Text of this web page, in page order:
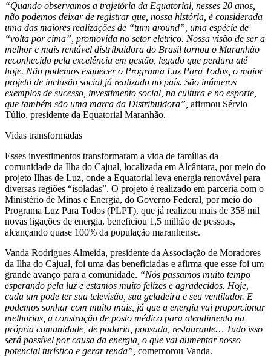
“Quando observamos a trajetória da Equatorial, nesses 20 anos,
não podemos deixar de registrar que, nossa história, é considerada
uma das maiores realizações de “turn around”, uma espécie de
“volta por cima”, promovida no setor elétrico. Nossa visão de ser a
melhor e mais rentável distribuidora do Brasil tornou o Maranhão
reconhecido pela excelência em gestão, legado que perdura até
hoje. Não podemos esquecer o Programa Luz Para Todos, o maior
projeto de inclusão social já realizado no país. São inúmeros
exemplos de sucesso, investimento social, na cultura e no esporte,
que também são uma marca da Distribuidora”, afirmou Sérvio
Túlio, presidente da Equatorial Maranhão.
Vidas transformadas
Esses investimentos transformaram a vida de famílias da
comunidade da Ilha do Cajual, localizada em Alcântara, por meio do
projeto Ilhas de Luz, onde a Equatorial leva energia renovável para
diversas regiões “isoladas”. O projeto é realizado em parceria com o
Ministério de Minas e Energia, do Governo Federal, por meio do
Programa Luz Para Todos (PLPT), que já realizou mais de 358 mil
novas ligações de energia, beneficiou 1,5 milhão de pessoas,
alcançando quase 100% da população maranhense.
Vanda Rodrigues Almeida, presidente da Associação de Moradores
da Ilha do Cajual, foi uma das beneficiadas e afirma que esse foi um
grande avanço para a comunidade. “Nós passamos muito tempo
esperando pela luz e estamos muito felizes e agradecidos. Hoje,
cada um pode ter sua televisão, sua geladeira e seu ventilador. E
podemos sonhar com muito mais, já que a energia vai proporcionar
melhorias, a construção de posto médico para atendimento na
própria comunidade, de padaria, pousada, restaurante… Tudo isso
será possível por causa da energia, o que vai aumentar nosso
potencial turístico e gerar renda”, comemorou Vanda.